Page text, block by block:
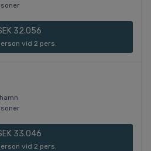
32.056
vid 2 pers.
33.046
vid 2 pers.